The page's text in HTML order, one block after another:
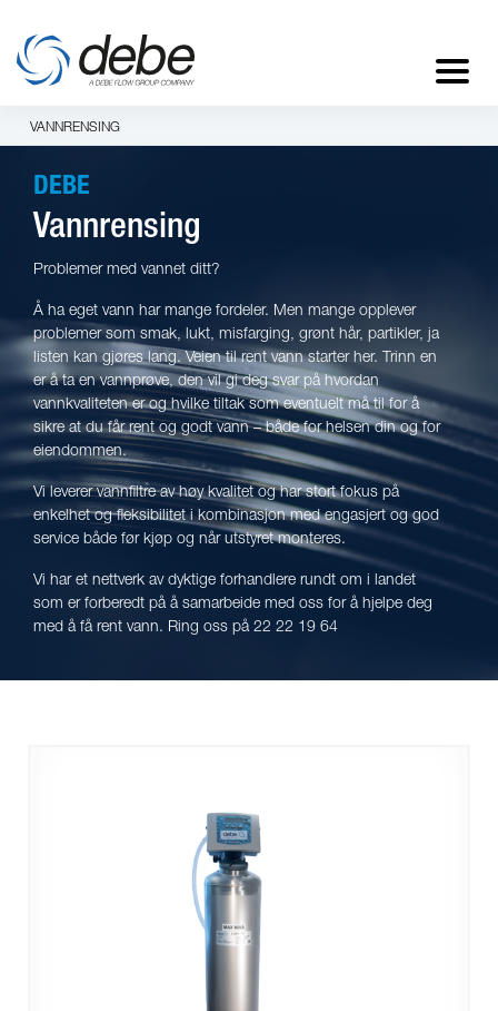
VANNRENSING
DEBE
Vannrensing
Problemer med vannet ditt?
Å ha eget vann har mange fordeler. Men mange opplever
problemer som smak, lukt, misfarging, grønt hår, partikler, ja
listen kan gjøres lang. Veien til rent vann starter her. Trinn en
er å ta en vannprøve, den vil gi deg svar på hvordan
vannkvaliteten er og hvilke tiltak som eventuelt må til for å
sikre at du får rent og godt vann – både for helsen din og for
eiendommen.
Vi leverer vannfiltre av høy kvalitet og har stort fokus på
enkelhet og fleksibilitet i kombinasjon med engasjert og god
service både før kjøp og når utstyret monteres.
Vi har et nettverk av dyktige forhandlere rundt om i landet
som er forberedt på å samarbeide med oss ​​for å hjelpe deg
med å få rent vann. Ring oss på 22 22 19 64